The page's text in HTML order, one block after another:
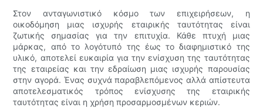
Στον ανταγωνιστικό κόσμο των επιχειρήσεων, η
οικοδόμηση μιας ισχυρής εταιρικής ταυτότητας είναι
ζωτικής σημασίας για την επιτυχία. Κάθε πτυχή μιας
μάρκας, από το λογότυπό της έως το διαφημιστικό της
υλικό, αποτελεί ευκαιρία για την ενίσχυση της ταυτότητας
της εταιρείας και την εδραίωση μιας ισχυρής παρουσίας
στην αγορά. Ένας συχνά παραβλεπόμενος αλλά απίστευτα
αποτελεσματικός τρόπος ενίσχυσης της εταιρικής
ταυτότητας είναι η χρήση προσαρμοσμένων κεριών.